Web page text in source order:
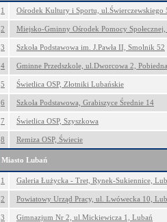
1 Ośrodek Kultury i Sportu, ul.Świerczewskiego
2 Miejsko-Gminny Ośrodek Pomocy
3 Szkoła Podstawowa im. J.Pawła II, Smolnik 52
4 Gminne Przedszkole, ul.Dworcowa 2, Pobiedna
5 Świetlica OSP, Złotniki Lubańskie
6 Szkoła Podstawowa, Grabiszyce Średnie 14
7 Świetlica OSP, Szyszkowa
8 Remiza OSP, Świecie
Miasto Lubań
1 Galeria Łużycka - Tret, Rynek-Sukiennice,
2 Powiatowy Urząd Pracy, ul. Lwówecka 10,
3 Gimnazjum Nr 2, ul.Mickiewicza 1, Lubań